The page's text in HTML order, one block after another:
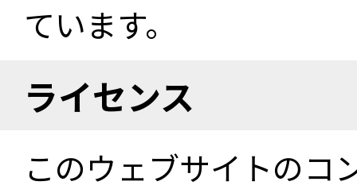
ています。
ライセンス
このウェブサイトのコ